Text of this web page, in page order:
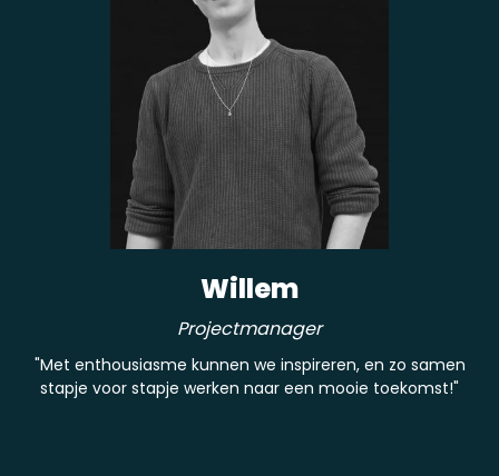
Willem
Projectmanager
"Met enthousiasme kunnen we inspireren, en zo samen
stapje voor stapje werken naar een mooie toekomst!"